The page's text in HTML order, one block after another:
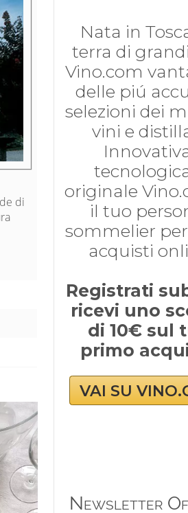
di
Nata in
terra di
Vino.com
delle piú
selezioni dei
vini e
originale
il tuo
sommelier
acquisti
Registrati
ricevi uno
di 10€ sul
primo
VAI SU
Newsletter